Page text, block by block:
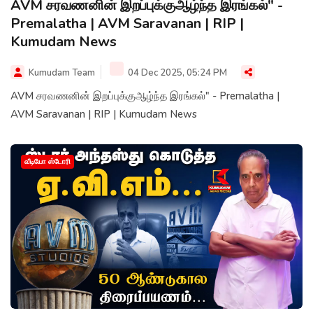
AVM சரவணனின் இறப்புக்குஆழ்ந்த இரங்கல்" -
Premalatha | AVM Saravanan | RIP |
Kumudam News
Kumudam Team 04 Dec 2025, 05:24 PM
AVM சரவணனின் இறப்புக்குஆழ்ந்த இரங்கல்" - Premalatha |
AVM Saravanan | RIP | Kumudam News
வீடியோ ஸ்டோரி